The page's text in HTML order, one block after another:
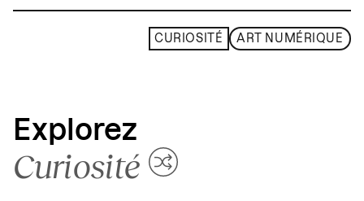
CURIOSITÉ ART NUMÉRIQUE
Explorez
Curiosité